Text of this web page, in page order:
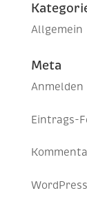
Allgemein
Meta
Anmelden
Eintrags-